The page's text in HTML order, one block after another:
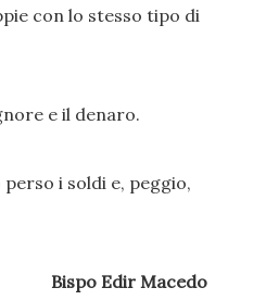
con lo stesso tipo di
e il denaro.
i soldi e, peggio,
Bispo Edir Macedo